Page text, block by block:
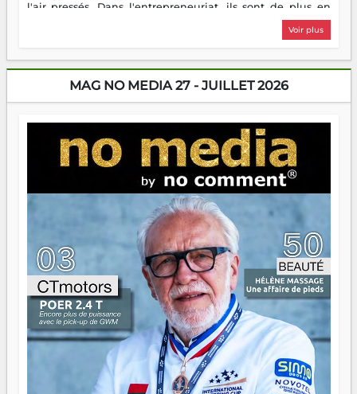
l'air pressés. Dans l'entrepreneuriat, ils sont de plus en
plus nombreux à se lancer, à créer, à risquer — souvent
sans filet, souvent sans aide, mais toujours avec cette
dorment vraiment la nuit. En culture, les nouvelles sont
encore meilleures. Aina Rasamoelina vient de décrocher le
Prix RFI Instrumental Afrique. Miangaly Elia rafle le Prix
jeunes qui tiennent la torche. Alors oui, on pourrait
s'arrêter là, applaudir et rentrer chez soi satisfait. Mais ce
serait passer à côté d'une chose essentielle. La fougue, ça
brûle fort — et parfois, ça brûle vite. Une flamme sans
direction peut éclairer autant qu'elle peut consumer. C'est
là que les aînés entrent en scène — pas pour reprendre le
gouvernail, mais pour montrer où sont les récifs. Les jeunes
ont la force, les vieux ont l'expérience, comme on dit. Ce
n'est pas un combat de générations — c'est une question
d'équipage. Partagez vos réussites, mais aussi vos échecs.
Surtout vos échecs, d'ailleurs — ils enseignent mieux que
n'importe quel manuel. À Madagascar, la barque avance.
Il faut juste s'assurer que tout le monde rame dans le
même sens.
Voir plus
MAG NO MEDIA 27 - JUILLET 2026